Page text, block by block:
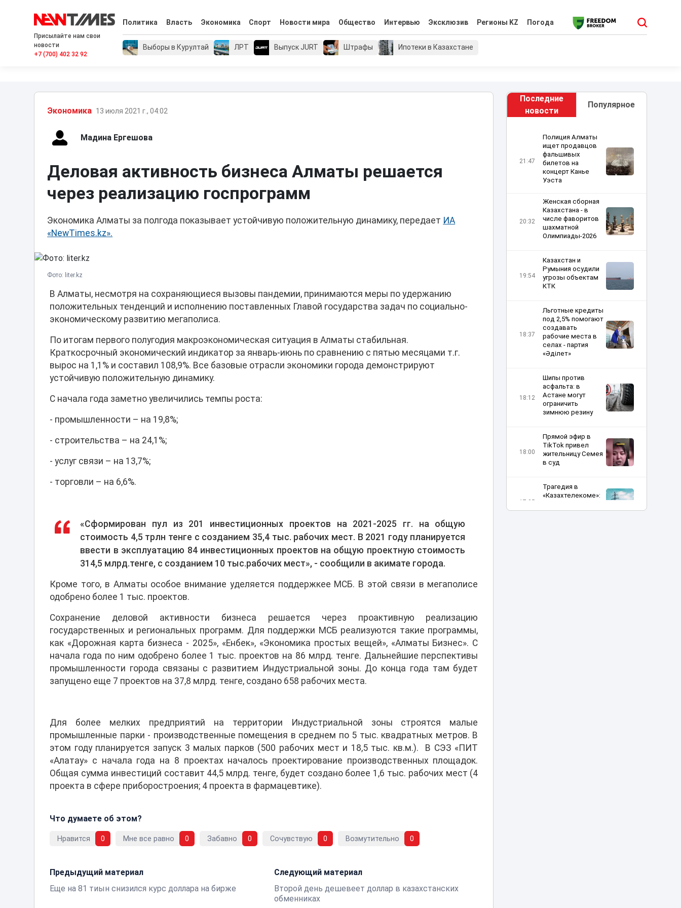
Присылайте нам свои
новости
+7 (700) 402 32 92
Политика Власть Экономика Спорт Новости мира Общество Интервью Эксклюзив Регионы KZ Погода
Выборы в Курултай ЛРТ Выпуск JURT Штрафы Ипотеки в Казахстане
Экономика 13 июля 2021 г., 04:02
Мадина Ергешова
Деловая активность бизнеса Алматы решается
через реализацию госпрограмм
Экономика Алматы за полгода показывает устойчивую положительную динамику, передает ИА
«NewTimes.kz».
Фото: liter.kz
В Алматы, несмотря на сохраняющиеся вызовы пандемии, принимаются меры по удержанию
положительных тенденций и исполнению поставленных Главой государства задач по социально-
экономическому развитию мегаполиса.
По итогам первого полугодия макроэкономическая ситуация в Алматы стабильная.
Краткосрочный экономический индикатор за январь-июнь по сравнению с пятью месяцами т.г.
вырос на 1,1% и составил 108,9%. Все базовые отрасли экономики города демонстрируют
устойчивую положительную динамику.
С начала года заметно увеличились темпы роста:
- промышленности – на 19,8%;
- строительства – на 24,1%;
- услуг связи – на 13,7%;
- торговли – на 6,6%.
«Сформирован пул из 201 инвестиционных проектов на 2021-2025 гг. на общую
стоимость 4,5 трлн тенге с созданием 35,4 тыс. рабочих мест. В 2021 году планируется
ввести в эксплуатацию 84 инвестиционных проектов на общую проектную стоимость
314,5 млрд.тенге, с созданием 10 тыс.рабочих мест», - сообщили в акимате города.
Кроме того, в Алматы особое внимание уделяется поддержкее МСБ. В этой связи в мегаполисе
одобрено более 1 тыс. проектов.
Сохранение деловой активности бизнеса решается через проактивную реализацию
государственных и региональных программ. Для поддержки МСБ реализуются такие программы,
как «Дорожная карта бизнеса - 2025», «Енбек», «Экономика простых вещей», «Алматы Бизнес». С
начала года по ним одобрено более 1 тыс. проектов на 86 млрд. тенге. Дальнейшие перспективы
промышленности города связаны с развитием Индустриальной зоны. До конца года там будет
запущено еще 7 проектов на 37,8 млрд. тенге, создано 658 рабочих места.
Для более мелких предприятий на территории Индустриальной зоны строятся малые
промышленные парки - производственные помещения в среднем по 5 тыс. квадратных метров. В
этом году планируется запуск 3 малых парков (500 рабочих мест и 18,5 тыс. кв.м.). В СЭЗ «ПИТ
«Алатау» с начала года на 8 проектах началось проектирование производственных площадок.
Общая сумма инвестиций составит 44,5 млрд. тенге, будет создано более 1,6 тыс. рабочих мест (4
проекта в сфере приборостроения; 4 проекта в фармацевтике).
Что думаете об этом?
Нравится 0 Мне все равно 0 Забавно 0 Сочувствую 0 Возмутительно 0
Предыдущий материал
Еще на 81 тиын снизился курс доллара на бирже
Следующий материал
Второй день дешевеет доллар в казахстанских
обменниках
Последние
новости
Популярное
21:47
Полиция Алматы
ищет продавцов
фальшивых
билетов на
концерт Канье
Уэста
20:32
Женская сборная
Казахстана - в
числе фаворитов
шахматной
Олимпиады-2026
19:54
Казахстан и
Румыния осудили
угрозы объектам
КТК
18:37
Льготные кредиты
под 2,5% помогают
создавать
рабочие места в
селах - партия
«Әділет»
18:12
Шипы против
асфальта: в
Астане могут
ограничить
зимнюю резину
18:00
Прямой эфир в
TikTok привел
жительницу Семея
в суд
17:35
Трагедия в
«Казахтелекоме»:
погибли на работе